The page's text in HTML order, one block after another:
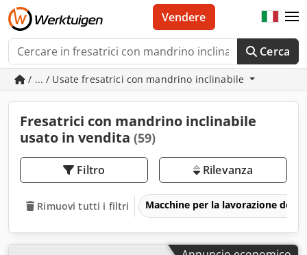
Cerca
Vendere
/ ... / Usate fresatrici con mandrino inclinabile
Fresatrici con mandrino inclinabile
usato in vendita (59)
Filtro Rilevanza
Rimuovi tutti i filtri Macchine per la lavorazione del